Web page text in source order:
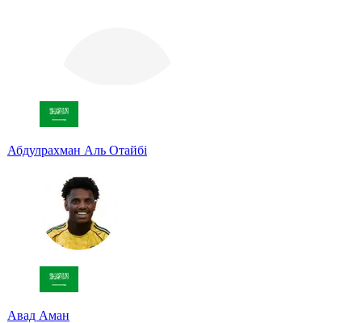
Абдулрахман Аль Отайбі
Авад Аман